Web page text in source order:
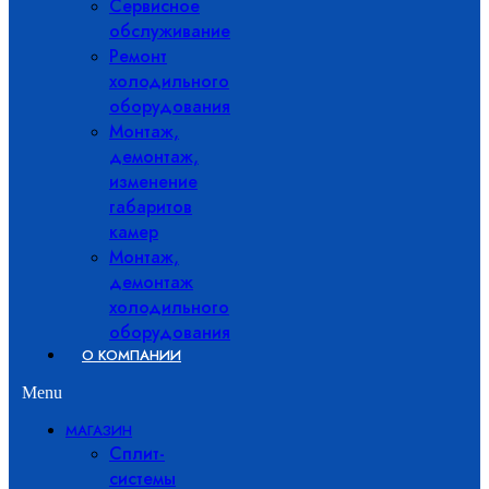
Сервисное
обслуживание
Ремонт
холодильного
оборудования
Монтаж,
демонтаж,
изменение
габаритов
камер
Монтаж,
демонтаж
холодильного
оборудования
О КОМПАНИИ
Menu
МАГАЗИН
Сплит-
системы